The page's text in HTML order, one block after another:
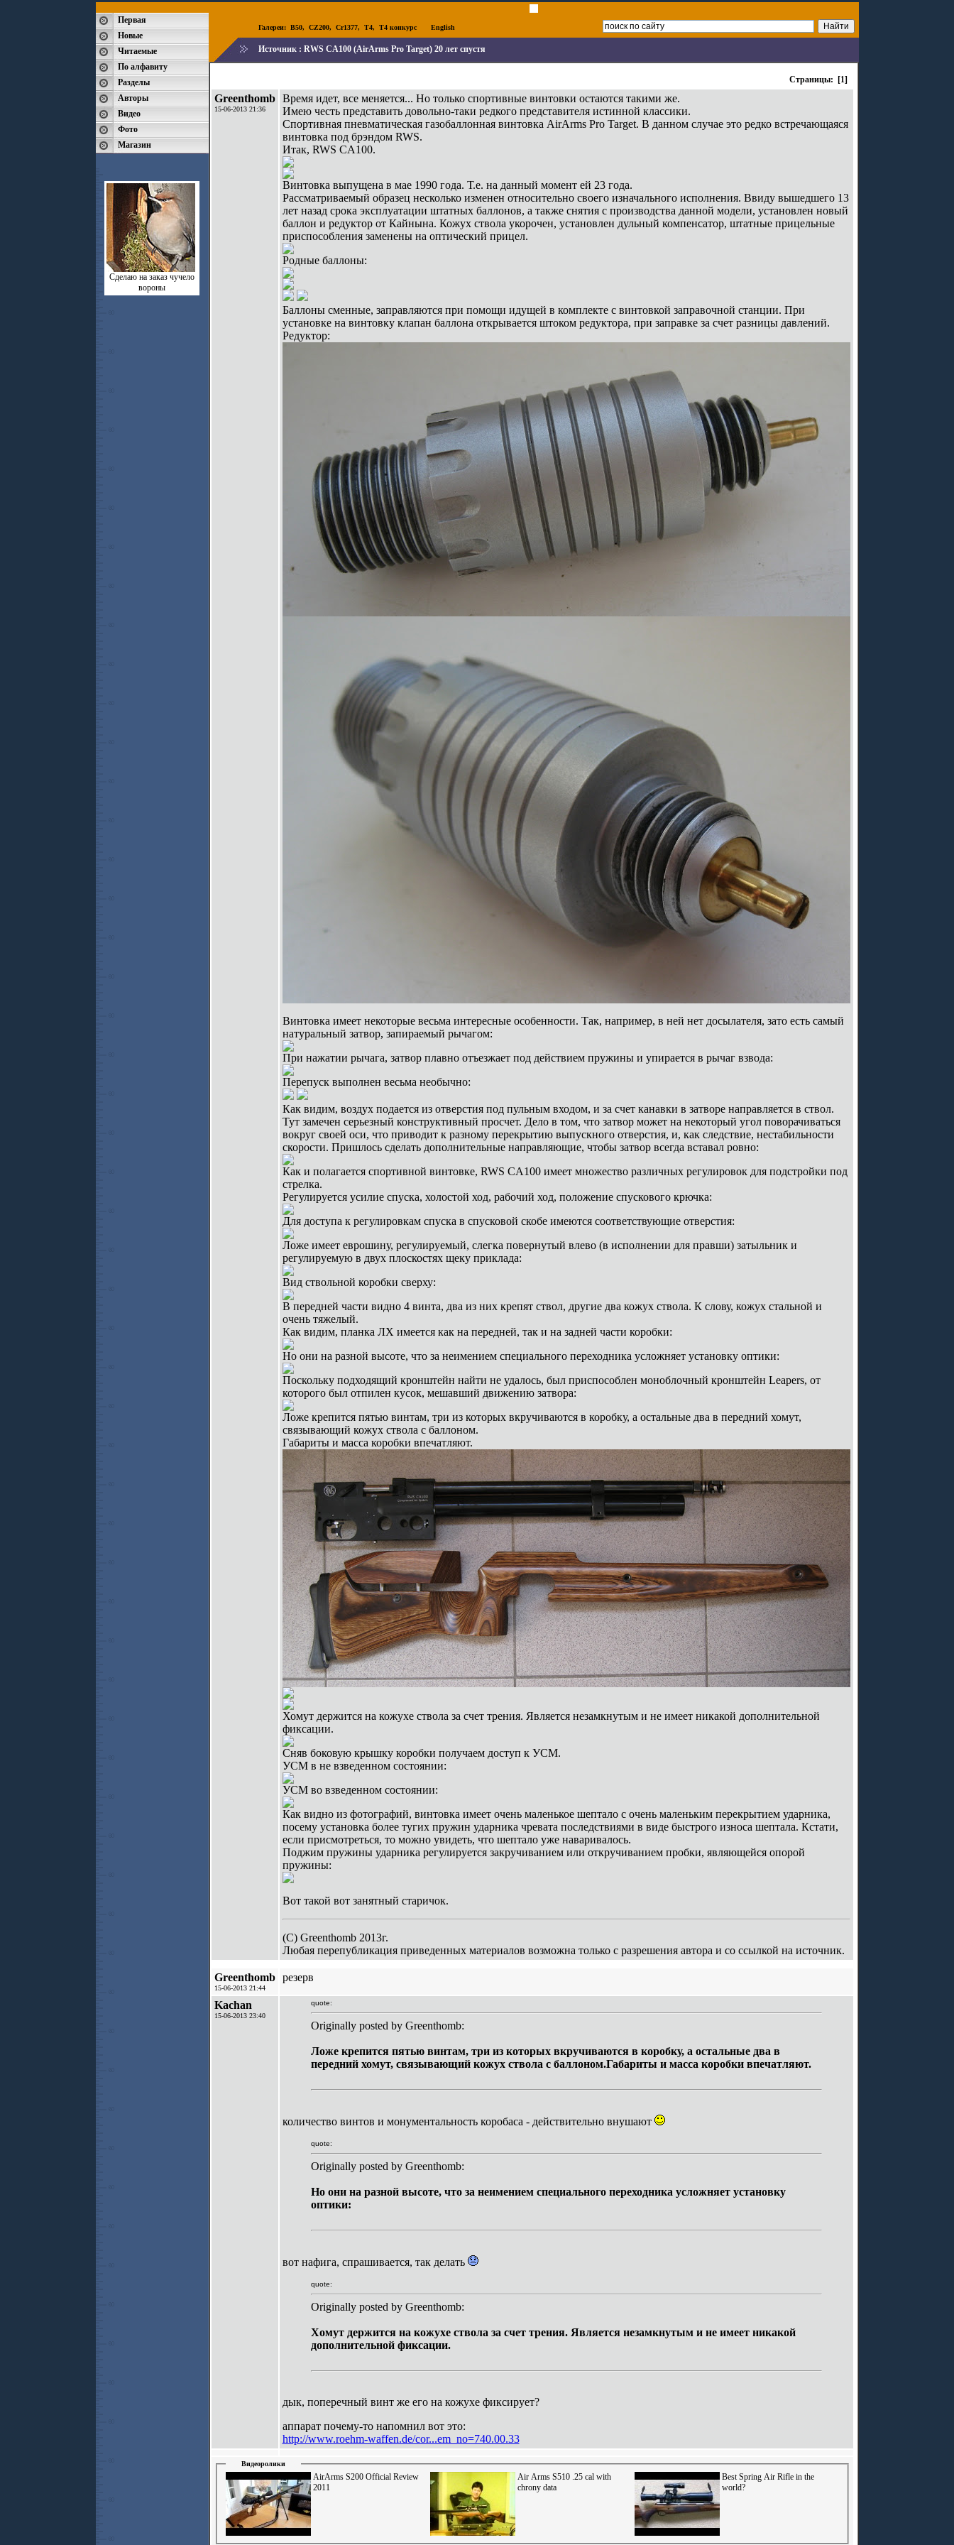
Первая
Новые
Читаемые
По алфавиту
Разделы
Авторы
Видео
Фото
Магазин
Сделаю на заказ чучело
вороны
Галереи: B50, CZ200, Cr1377, T4, T4 конкурс English
Источник : RWS CA100 (AirArms Pro Target) 20 лет спустя
Страницы: [1]
Greenthomb
15-06-2013 21:36
Время идет, все меняется... Но только спортивные винтовки остаются такими же.
Имею честь представить довольно-таки редкого представителя истинной классики.
Спортивная пневматическая газобаллонная винтовка AirArms Pro Target. В данном случае это редко встречающаяся
винтовка под брэндом RWS.
Итак, RWS CA100.
Винтовка выпущена в мае 1990 года. Т.е. на данный момент ей 23 года.
Рассматриваемый образец несколько изменен относительно своего изначального исполнения. Ввиду вышедшего 13
лет назад срока эксплуатации штатных баллонов, а также снятия с производства данной модели, установлен новый
баллон и редуктор от Кайнына. Кожух ствола укорочен, установлен дульный компенсатор, штатные прицельные
приспособления заменены на оптический прицел.
Родные баллоны:
Баллоны сменные, заправляются при помощи идущей в комплекте с винтовкой заправочной станции. При
установке на винтовку клапан баллона открывается штоком редуктора, при заправке за счет разницы давлений.
Редуктор:
Винтовка имеет некоторые весьма интересные особенности. Так, например, в ней нет досылателя, зато есть самый
натуральный затвор, запираемый рычагом:
При нажатии рычага, затвор плавно отъезжает под действием пружины и упирается в рычаг взвода:
Перепуск выполнен весьма необычно:
Как видим, воздух подается из отверстия под пульным входом, и за счет канавки в затворе направляется в ствол.
Тут замечен серьезный конструктивный просчет. Дело в том, что затвор может на некоторый угол поворачиваться
вокруг своей оси, что приводит к разному перекрытию выпускного отверстия, и, как следствие, нестабильности
скорости. Пришлось сделать дополнительные направляющие, чтобы затвор всегда вставал ровно:
Как и полагается спортивной винтовке, RWS CA100 имеет множество различных регулировок для подстройки под
стрелка.
Регулируется усилие спуска, холостой ход, рабочий ход, положение спускового крючка:
Для доступа к регулировкам спуска в спусковой скобе имеются соответствующие отверстия:
Ложе имеет еврошину, регулируемый, слегка повернутый влево (в исполнении для правши) затыльник и
регулируемую в двух плоскостях щеку приклада:
Вид ствольной коробки сверху:
В передней части видно 4 винта, два из них крепят ствол, другие два кожух ствола. К слову, кожух стальной и
очень тяжелый.
Как видим, планка ЛХ имеется как на передней, так и на задней части коробки:
Но они на разной высоте, что за неимением специального переходника усложняет установку оптики:
Поскольку подходящий кронштейн найти не удалось, был приспособлен моноблочный кронштейн Leapers, от
которого был отпилен кусок, мешавший движению затвора:
Ложе крепится пятью винтам, три из которых вкручиваются в коробку, а остальные два в передний хомут,
связывающий кожух ствола с баллоном.
Габариты и масса коробки впечатляют.
Хомут держится на кожухе ствола за счет трения. Является незамкнутым и не имеет никакой дополнительной
фиксации.
Сняв боковую крышку коробки получаем доступ к УСМ.
УСМ в не взведенном состоянии:
УСМ во взведенном состоянии:
Как видно из фотографий, винтовка имеет очень маленькое шептало с очень маленьким перекрытием ударника,
посему установка более тугих пружин ударника чревата последствиями в виде быстрого износа шептала. Кстати,
если присмотреться, то можно увидеть, что шептало уже наваривалось.
Поджим пружины ударника регулируется закручиванием или откручиванием пробки, являющейся опорой
пружины:
Вот такой вот занятный старичок.
(C) Greenthomb 2013г.
Любая перепубликация приведенных материалов возможна только с разрешения автора и со ссылкой на источник.
Greenthomb
15-06-2013 21:44
резерв
Kachan
15-06-2013 23:40
quote:
Originally posted by Greenthomb:
Ложе крепится пятью винтам, три из которых вкручиваются в коробку, а остальные два в
передний хомут, связывающий кожух ствола с баллоном.Габариты и масса коробки впечатляют.
количество винтов и монументальность коробаса - действительно внушают
quote:
Originally posted by Greenthomb:
Но они на разной высоте, что за неимением специального переходника усложняет установку
оптики:
вот нафига, спрашивается, так делать
quote:
Originally posted by Greenthomb:
Хомут держится на кожухе ствола за счет трения. Является незамкнутым и не имеет никакой
дополнительной фиксации.
дык, поперечный винт же его на кожухе фиксирует?
аппарат почему-то напомнил вот это:
http://www.roehm-waffen.de/cor...em_no=740.00.33
Видеоролики
AirArms S200 Official Review
2011
Air Arms S510 .25 cal with
chrony data
Best Spring Air Rifle in the
world?